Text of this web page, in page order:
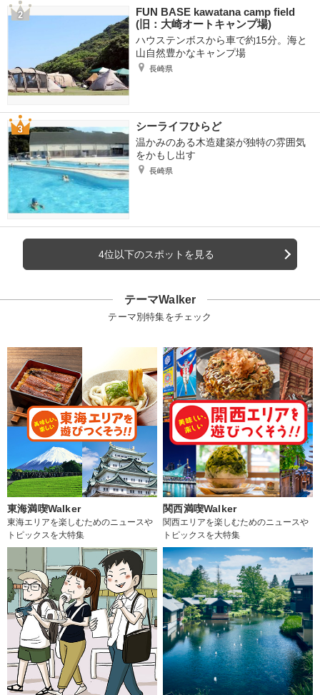
FUN BASE kawatana camp field
(旧：大崎オートキャンプ場)
ハウステンボスから車で約15分。海と
山自然豊かなキャンプ場
長崎県
シーライフひらど
温かみのある木造建築が独特の雰囲気
をかもし出す
長崎県
4位以下のスポットを見る
テーマWalker
テーマ別特集をチェック
東海満喫Walker
東海エリアを楽しむためのニュースや
トピックスを大特集
関西満喫Walker
関西エリアを楽しむためのニュースや
トピックスを大特集